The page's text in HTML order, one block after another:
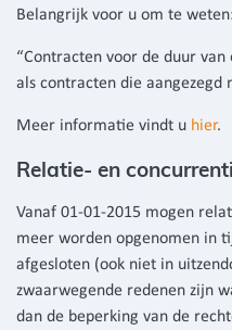
Belangrijk voor u om te weten:
“Contracten voor de duur
als contracten die aangezegd
Meer informatie vindt u hier.
Relatie- en
Vanaf 01-01-2015 mogen
meer worden opgenomen in
afgesloten (ook niet in
zwaarwegende redenen zijn
dan de beperking van de